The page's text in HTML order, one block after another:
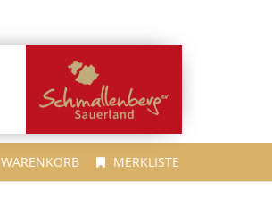
WARENKORB MERKLISTE